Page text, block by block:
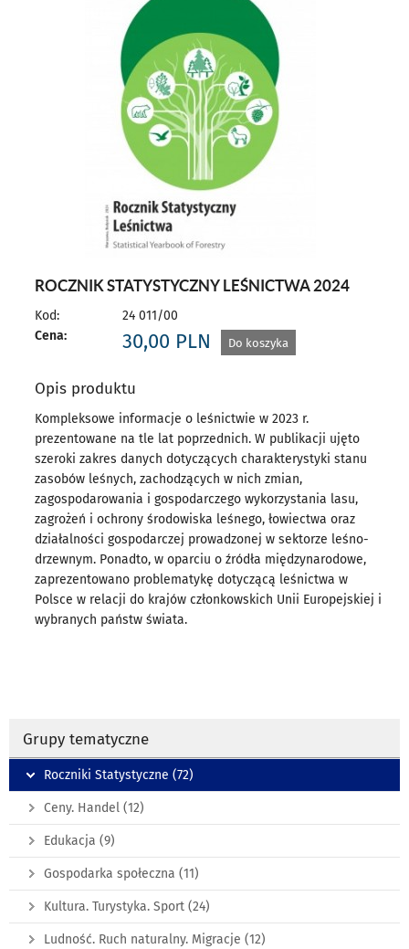
ROCZNIK STATYSTYCZNY LEŚNICTWA ​2024
Kod:
24 011/00
Cena:
30,00 PLN Do koszyka
Opis produktu
Kompleksowe informacje o leśnictwie w 2023 r.
prezentowane na tle lat poprzednich. W publikacji ujęto
szeroki zakres danych dotyczących charakterystyki stanu
zasobów leśnych, zachodzących w nich zmian,
zagospodarowania i gospodarczego wykorzystania lasu,
zagrożeń i ochrony środowiska leśnego, łowiectwa oraz
działalności gospodarczej prowadzonej w sektorze leśno-
drzewnym. Ponadto, w oparciu o źródła międzynarodowe,
zaprezentowano problematykę dotyczącą leśnictwa w
Polsce w relacji do krajów członkowskich Unii Europejskiej i
wybranych państw świata.
Grupy tematyczne
Roczniki Statystyczne (72)
Ceny. Handel (12)
Edukacja (9)
Gospodarka społeczna (11)
Kultura. Turystyka. Sport (24)
Ludność. Ruch naturalny. Migracje (12)